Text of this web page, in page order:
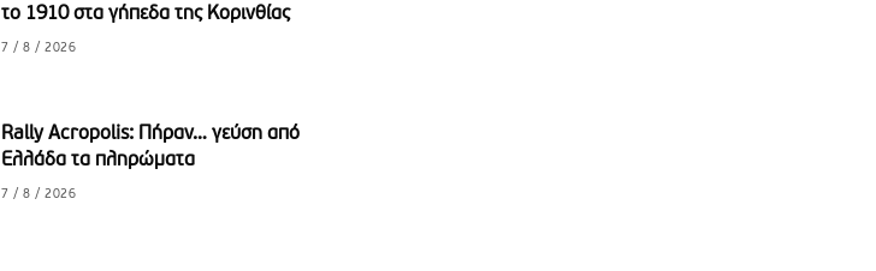
το 1910 στα γήπεδα της Κορινθίας
7 / 8 / 2026
Rally Acropolis: Πήραν… γεύση από
Ελλάδα τα πληρώματα
7 / 8 / 2026